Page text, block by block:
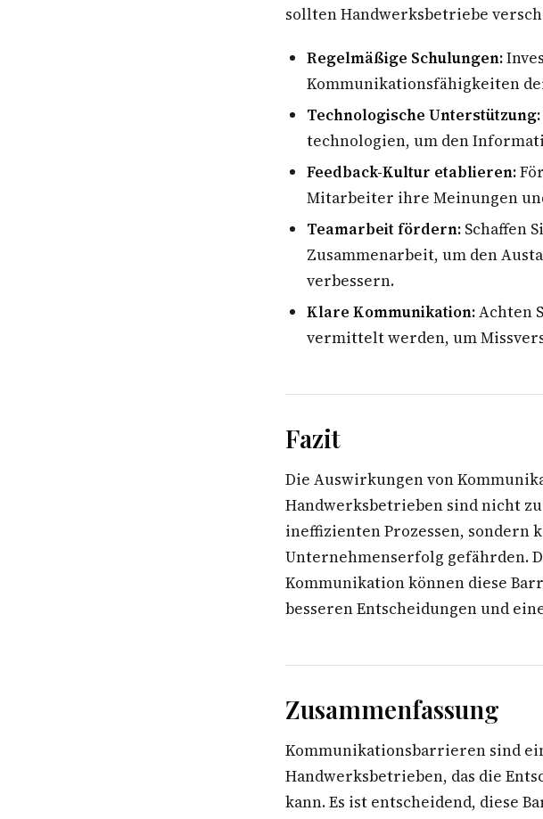
sollten Handwerksbetriebe
Regelmäßige Schulungen:
Kommunikationsfähigkeiten
Technologische Unterstützung:
technologien, um den
Feedback-Kultur etablieren:
Mitarbeiter ihre Meinungen
Teamarbeit fördern: Schaffen
Zusammenarbeit, um den
verbessern.
Klare Kommunikation:Achten
vermittelt werden, um
Fazit
Die Auswirkungen von
Handwerksbetrieben sind nicht
ineffizienten Prozessen, sondern
Unternehmenserfolg gefährden.
Kommunikation können diese
besseren Entscheidungen und
Zusammenfassung
Kommunikationsbarrieren sind
Handwerksbetrieben, das die
kann. Es ist entscheidend, diese